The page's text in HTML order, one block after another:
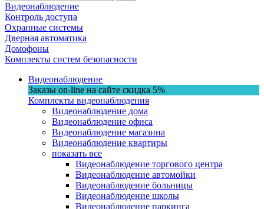
Видеонаблюдение
Контроль доступа
Охранные системы
Дверная автоматика
Домофоны
Комплекты систем безопасности
Видеонаблюдение
Заказы on-line на сaйте скидка 5%
Комплекты видеонаблюдения
Видеонаблюдение дома
Видеонаблюдение офиса
Видеонаблюдение магазина
Видеонаблюдение квартиры
показать все
Видеонаблюдение торгового центра
Видеонаблюдение автомойки
Видеонаблюдение больницы
Видеонаблюдение школы
Видеонаблюдение паркинга